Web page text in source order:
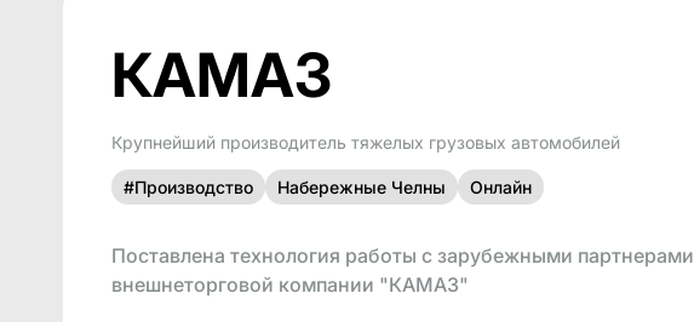
КАМАЗ
Крупнейший производитель тяжелых грузовых автомобилей
#Производство Набережные Челны Онлайн
Поставлена технология работы с зарубежными партнерами
внешнеторговой компании "КАМАЗ"